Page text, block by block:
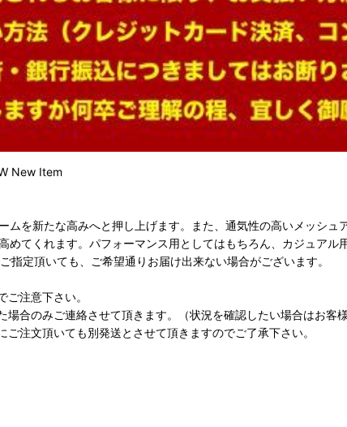
New Item
を新たな高みへと押し上げます。また、通気性の高いメッシ
てくれます。パフォーマンス用としてはもちろん、カジュアル
定頂いても、ご希望通りお届け出来ない場合がございます。
注意下さい。
合のみご連絡させて頂きます。（状況を確認したい場合はお客
注文頂いても別発送とさせて頂きますのでご了承下さい。